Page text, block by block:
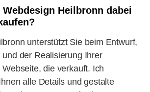
Webdesign Heilbronn dabei
unterstützt Sie beim Entwurf,
der Realisierung Ihrer
die verkauft. Ich
alle Details und gestalte